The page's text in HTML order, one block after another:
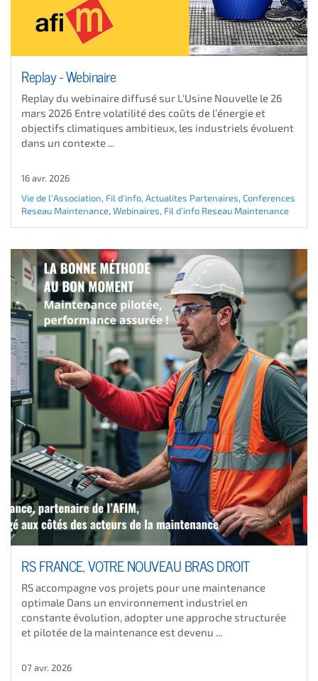
Replay - Webinaire
Replay du webinaire diffusé sur L'Usine Nouvelle le 26
mars 2026 Entre volatilité des coûts de l’énergie et
objectifs climatiques ambitieux, les industriels évoluent
dans un contexte ...
16 avr. 2026
Vie de l'Association, Fil d'info, Actualites Partenaires, Conferences
Reseau Maintenance, Webinaires, Fil d'info Reseau Maintenance
RS FRANCE, VOTRE NOUVEAU BRAS DROIT
RS accompagne vos projets pour une maintenance
optimale Dans un environnement industriel en
constante évolution, adopter une approche structurée
et pilotée de la maintenance est devenu ...
07 avr. 2026